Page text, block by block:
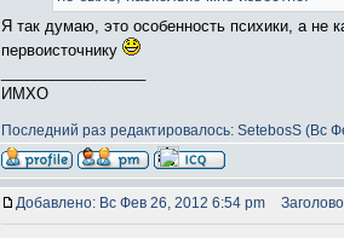
Я так думаю, это особенность психики, а не
первоисточнику
ИМХО
Последний раз редактировалось: SetebosS (Вс
Добавлено: Вс Фев 26, 2012 6:54 pm